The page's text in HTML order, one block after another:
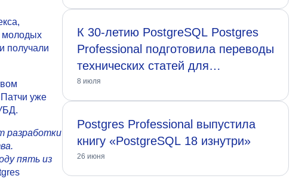
молодых
получали
уже
разработки
пять из
Артём Галонский
К 30-летию PostgreSQL Postgres
Professional подготовила переводы
технических статей для
сообщества
8 июля
Postgres Professional выпустила
книгу «PostgreSQL 18 изнутри»
26 июня